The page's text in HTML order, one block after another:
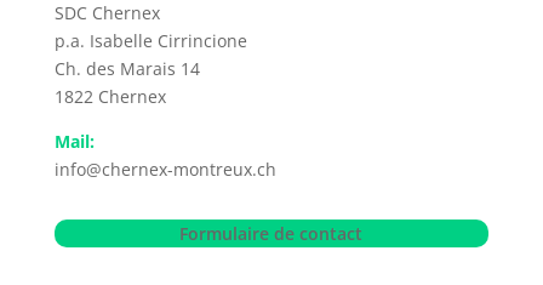
SDC Chernex
p.a. Isabelle Cirrincione
Ch. des Marais 14
1822 Chernex
Mail:
info@chernex-montreux.ch
Formulaire de contact